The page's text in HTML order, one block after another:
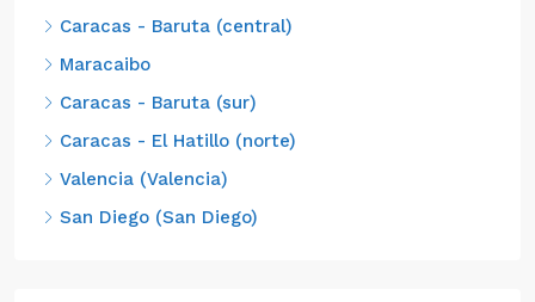
Caracas - Baruta (central)
Maracaibo
Caracas - Baruta (sur)
Caracas - El Hatillo (norte)
Valencia (Valencia)
San Diego (San Diego)